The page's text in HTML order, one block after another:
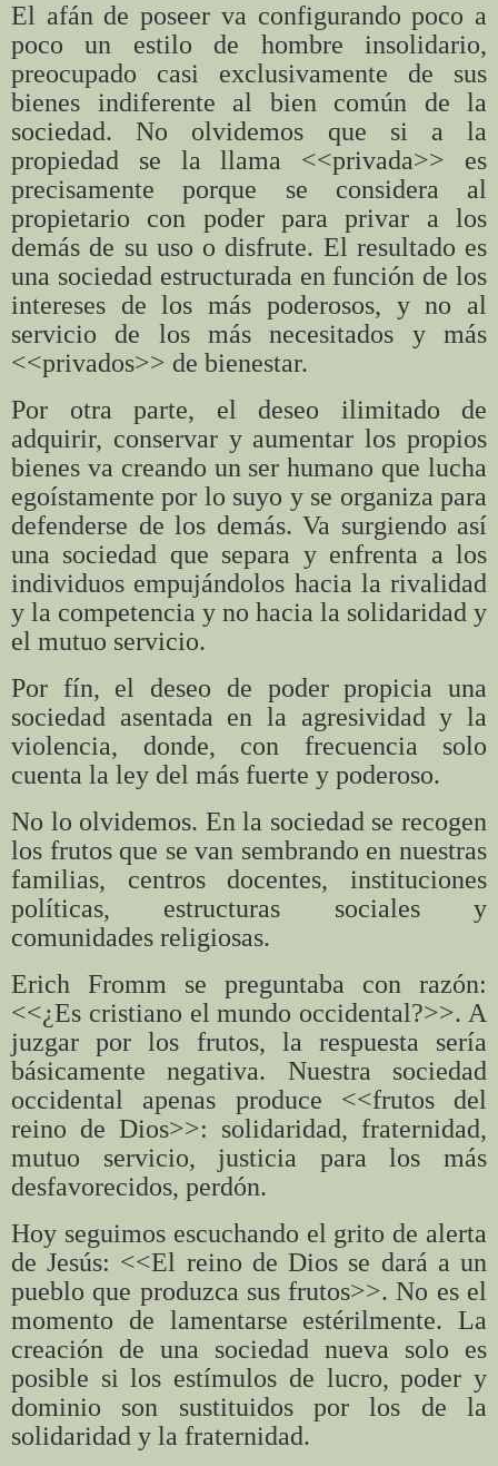
El afán de poseer va configurando poco a
poco un estilo de hombre insolidario,
preocupado casi exclusivamente de sus
bienes indiferente al bien común de la
sociedad. No olvidemos que si a la
propiedad se la llama <<privada>> es
precisamente porque se considera al
propietario con poder para privar a los
demás de su uso o disfrute. El resultado es
una sociedad estructurada en función de los
intereses de los más poderosos, y no al
servicio de los más necesitados y más
<<privados>> de bienestar.
Por otra parte, el deseo ilimitado de
adquirir, conservar y aumentar los propios
bienes va creando un ser humano que lucha
egoístamente por lo suyo y se organiza para
defenderse de los demás. Va surgiendo así
una sociedad que separa y enfrenta a los
individuos empujándolos hacia la rivalidad
y la competencia y no hacia la solidaridad y
el mutuo servicio.
Por fín, el deseo de poder propicia una
sociedad asentada en la agresividad y la
violencia, donde, con frecuencia solo
cuenta la ley del más fuerte y poderoso.
No lo olvidemos. En la sociedad se recogen
los frutos que se van sembrando en nuestras
familias, centros docentes, instituciones
políticas, estructuras sociales y
comunidades religiosas.
Erich Fromm se preguntaba con razón:
<<¿Es cristiano el mundo occidental?>>. A
juzgar por los frutos, la respuesta sería
básicamente negativa. Nuestra sociedad
occidental apenas produce <<frutos del
reino de Dios>>: solidaridad, fraternidad,
mutuo servicio, justicia para los más
desfavorecidos, perdón.
Hoy seguimos escuchando el grito de alerta
de Jesús: <<El reino de Dios se dará a un
pueblo que produzca sus frutos>>. No es el
momento de lamentarse estérilmente. La
creación de una sociedad nueva solo es
posible si los estímulos de lucro, poder y
dominio son sustituidos por los de la
solidaridad y la fraternidad.